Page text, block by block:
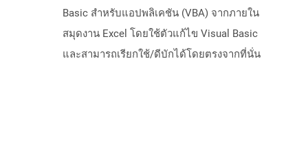
Basic สำหรับแอปพลิเคชัน (VBA) จากภายใน
สมุดงาน Excel โดยใช้ตัวแก้ไข Visual Basic
และสามารถเรียกใช้/ดีบักได้โดยตรงจากที่นั่น